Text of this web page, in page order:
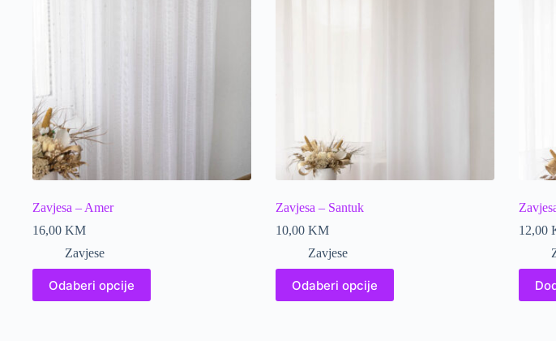
Zavjesa – Amer
16,00 KM
Zavjese
Odaberi opcije
This
product
has
Zavjesa – Santuk
10,00 KM
Zavjese
Odaberi opcije
This
product
has
12,00